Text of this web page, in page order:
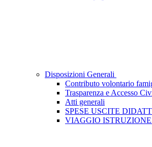
Disposizioni Generali
Contributo volontario
Trasparenza e Accesso
Atti generali
SPESE USCITE
VIAGGIO